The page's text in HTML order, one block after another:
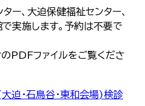
ー、大迫保健福祉センター、
実施します。予約は不要で
PDFファイルをご覧くださ
迫・石鳥谷・東和会場)検診